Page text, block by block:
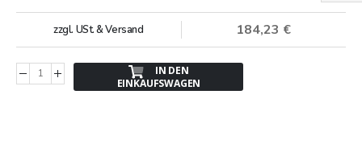
184,23 €
zzgl. USt. & Versand
IN DEN
EINKAUFSWAGEN